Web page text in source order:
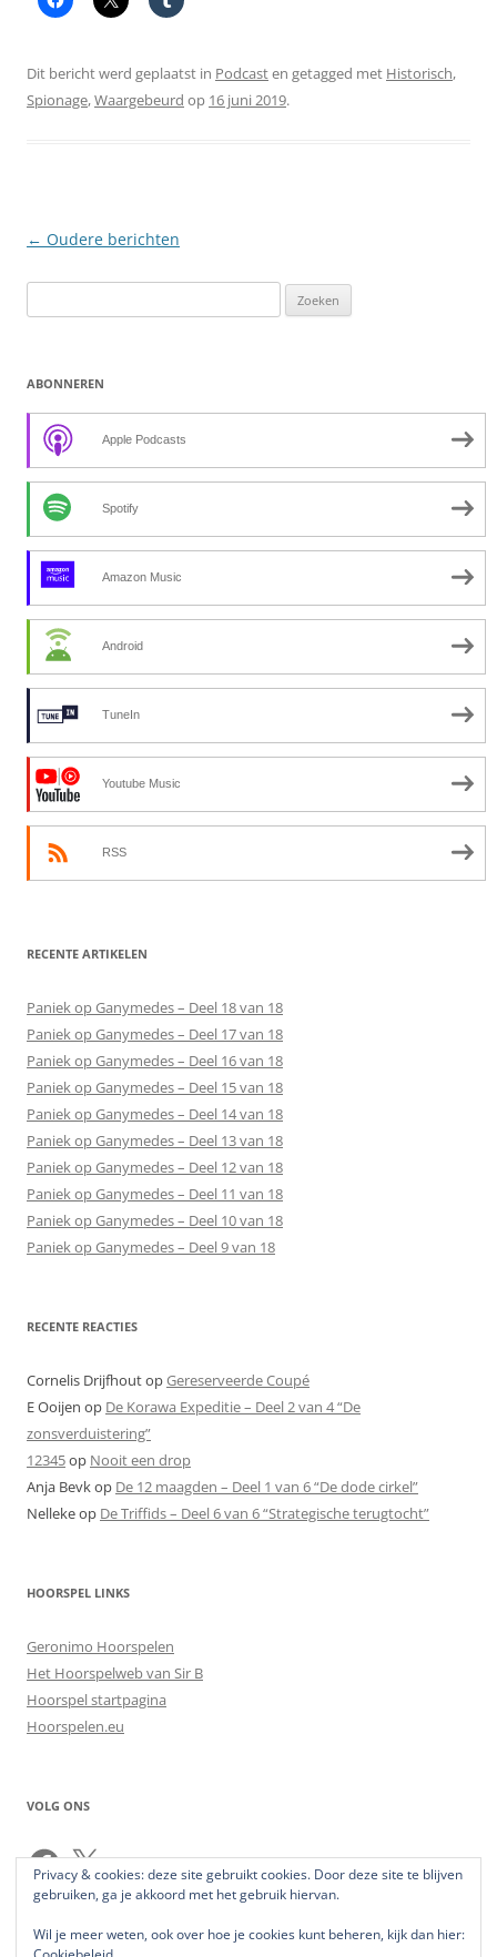
Dit bericht werd geplaatst in Podcasten getagged met Historisch,
Spionage,Waargebeurd op 16 juni 2019.
Berichtnavigatie
← Oudere berichten
naar:
ABONNEREN
Apple Podcasts
Spotify
Amazon Music
Android
TuneIn
Youtube Music
RSS
RECENTE ARTIKELEN
Paniek op Ganymedes – Deel 18 van 18
Paniek op Ganymedes – Deel 17 van 18
Paniek op Ganymedes – Deel 16 van 18
Paniek op Ganymedes – Deel 15 van 18
Paniek op Ganymedes – Deel 14 van 18
Paniek op Ganymedes – Deel 13 van 18
Paniek op Ganymedes – Deel 12 van 18
Paniek op Ganymedes – Deel 11 van 18
Paniek op Ganymedes – Deel 10 van 18
Paniek op Ganymedes – Deel 9 van 18
RECENTE REACTIES
Cornelis DrijfhoutopGereserveerde Coupé
E Ooijen op De Korawa Expeditie – Deel 2 van 4 “De
zonsverduistering”
12345op Nooit een drop
Anja Bevkop De 12 maagden – Deel 1 van 6 “De dode cirkel”
Nellekeop De Triffids – Deel 6 van 6 “Strategische terugtocht”
HOORSPEL LINKS
Geronimo Hoorspelen
Het Hoorspelweb van Sir B
Hoorspel startpagina
Hoorspelen.eu
VOLG ONS
Facebook
X
Privacy & cookies: deze site gebruikt cookies. Door deze site te blijven
gebruiken, ga je akkoord met het gebruik hiervan.
Wil je meer weten, ook over hoe je cookies kunt beheren, kijk dan hier: